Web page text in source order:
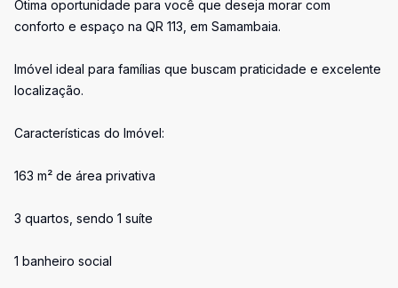
Ótima oportunidade para você que deseja morar com
conforto e espaço na QR 113, em Samambaia.
Imóvel ideal para famílias que buscam praticidade e excelente
localização.
Características do Imóvel:
163 m² de área privativa
3 quartos, sendo 1 suíte
1 banheiro social